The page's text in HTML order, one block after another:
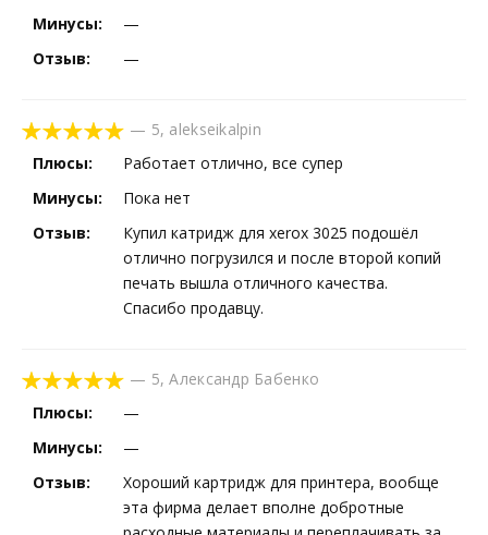
Минусы:
—
Отзыв:
—
— 5, alekseikalpin
Плюсы:
Работает отлично, все супер
Минусы:
Пока нет
Отзыв:
Купил катридж для xerox 3025 подошёл
отлично погрузился и после второй копий
печать вышла отличного качества.
Спасибо продавцу.
— 5,Александр Бабенко
Плюсы:
—
Минусы:
—
Отзыв:
Хороший картридж для принтера, вообще
эта фирма делает вполне добротные